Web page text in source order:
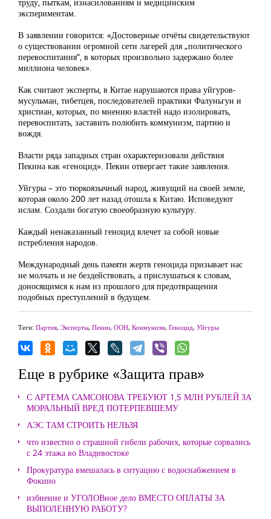
экспериментам.
В заявлении говорится: «Достоверные отчёты свидетельствуют
о существовании огромной сети лагерей для „политического
перевоспитания“, в которых произвольно задержано более
миллиона человек».
Как считают эксперты, в Китае нарушаются права уйгуров-
мусульман, тибетцев, последователей практики Фалуньгун и
христиан, которых, по мнению властей надо изолировать,
перевоспитать, заставить полюбить коммунизм, партию и
вождя.
Власти ряда западных стран охарактеризовали действия
Пекина как «геноцид». Пекин отвергает такие заявления.
Уйгуры – это тюркоязычный народ, живущий на своей земле,
которая около 200 лет назад отошла к Китаю. Исповедуют
ислам. Создали богатую своеобразную культуру.
Каждый ненаказанный геноцид влечет за собой новые
истребления народов.
Международный день памяти жертв геноцида призывает нас
не молчать и не бездействовать, а прислушаться к словам,
доносящимся к нам из прошлого для предотвращения
подобных преступлений в будущем.
Теги: Партия, Эксперты, Пекин, ООН, Коммунизм, Геноцид, Уйгуры
Еще в рубрике «Защита прав»
С АРТЕМА САМСОНОВА ТРЕБУЮТ 1,5 МЛН РУБЛЕЙ ЗА
МОРАЛЬНЫЙ ВРЕД ПОТЕРПЕВШЕМУ
АЭС ТАМ СТРОИТЬ НЕЛЬЗЯ
что известно о страшной гибели рабочих, которые сорвались
с 24 этажа во Владивостоке
Прокуратура вмешалась в ситуацию с водоснабжением в
Фокино
избиение и УГОЛОВное дело ВМЕСТО ОПЛАТЫ ЗА
ВЫПОЛЕННУЮ РАБОТУ?